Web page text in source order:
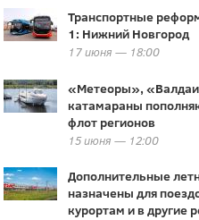
Транспортные
1: Нижний Новгород
17 июня — 18:00
«Метеоры»,
катамараны
флот регионов
15 июня — 12:00
Дополнительные
назначены для
курортам и в другие